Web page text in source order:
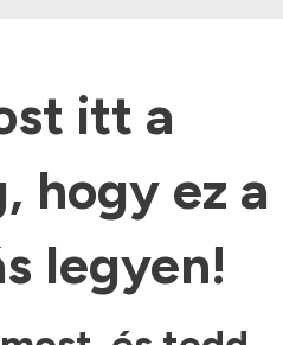
itt a
hogy ez a
legyen!